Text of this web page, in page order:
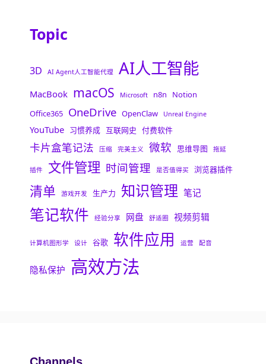
Topic
3D AI Agent人工智能代理 AI人工智能
MacBook macOS Microsoft n8n
Notion
Office365 OneDrive OpenClaw Unreal Engine
YouTube 习惯养成 互联网史 付费软件
卡片盒笔记法 压缩 完美主义 微软 思维导图 拖延
插件 文件管理 时间管理 是否值得买 浏览器插件
清单 游戏开发 生产力 知识管理 笔记
笔记软件 经验分享 网盘 舒适圈 视频剪辑
计算机图形学 设计 谷歌 软件应用 运营 配音
隐私保护 高效方法